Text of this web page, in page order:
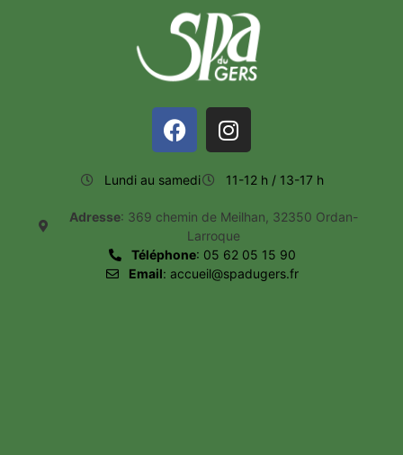
Lundi au samedi 11-12 h / 13-17 h
Adresse: 369 chemin de Meilhan, 32350 Ordan-
Larroque
Téléphone: 05 62 05 15 90
Email: accueil@spadugers.fr